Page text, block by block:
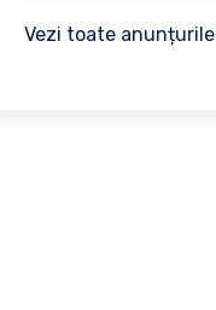
Vezi toate anunțurile